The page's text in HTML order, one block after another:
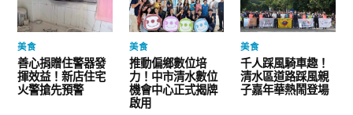
美食
善心捐贈住警器發
揮效益！新店住宅
火警搶先預警
美食
推動偏鄉數位培
力！中市清水數位
機會中心正式揭牌
啟用
美食
千人踩風騎車趣！
清水區道路踩風親
子嘉年華熱鬧登場